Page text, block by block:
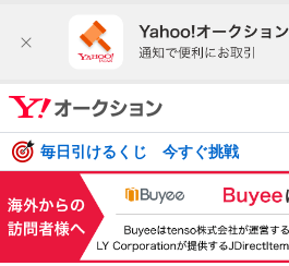
毎日引けるくじ 今すぐ挑戦